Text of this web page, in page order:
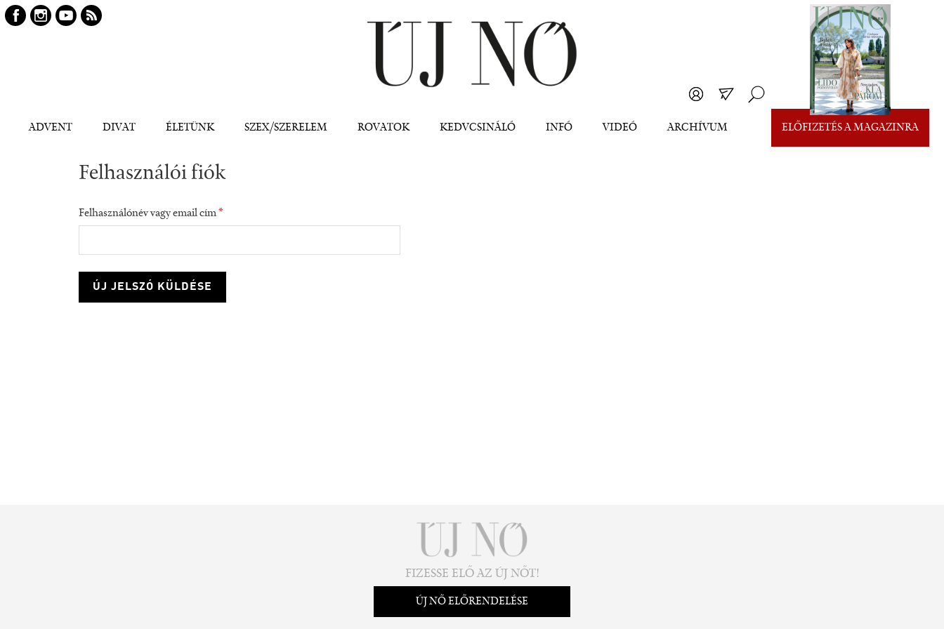
ADVENT DIVAT ÉLETÜNK SZEX/SZERELEM ROVATOK KEDVCSINÁLÓ INFÓ VIDEÓ ARCHÍVUM ELŐFIZETÉS A MAGAZINRA
Felhasználói fiók
Felhasználónév vagy email cím*
consumption
FIZESSE ELŐ AZ ÚJ NŐT!
ÚJ NŐ ELŐRENDELÉSE